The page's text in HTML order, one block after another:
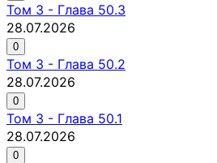
Том 3 - Глава 50.3
28.07.2026
0
Том 3 - Глава 50.2
28.07.2026
0
Том 3 - Глава 50.1
28.07.2026
0